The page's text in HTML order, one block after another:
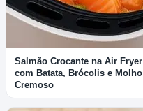
Salmão Crocante na Air Fryer
com Batata, Brócolis e Molho
Cremoso